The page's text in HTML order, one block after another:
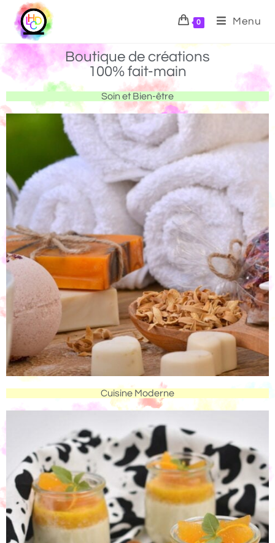
0 Menu
Boutique de créations
100% fait-main
Soin et Bien-être
Cuisine Moderne